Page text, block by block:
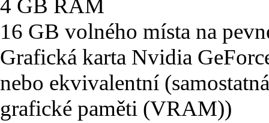
4 GB RAM
16 GB volného místa na
Grafická karta Nvidia
nebo ekvivalentní
grafické paměti (VRAM))